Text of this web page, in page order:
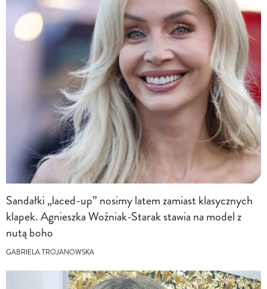
Sandałki „laced-up” nosimy latem zamiast klasycznych
klapek. Agnieszka Woźniak-Starak stawia na model z
nutą boho
GABRIELA TROJANOWSKA